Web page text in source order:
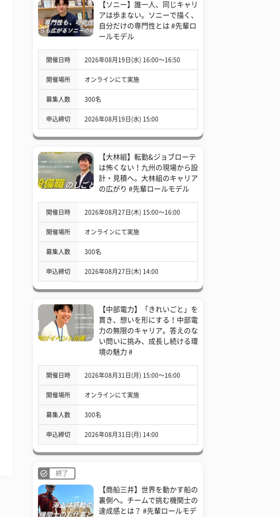
【ソニー】誰一人、同じキャリ
アは歩まない。ソニーで描く、
自分だけの専門性とは #先輩ロ
ールモデル
開催日時 2026年08月19日(水) 16:00〜16:50
開催場所 オンラインにて実施
募集人数 300名
申込締切 2026年08月19日(水) 15:00
【大林組】転勤&ジョブローテ
は怖くない！九州の現場から設
計・見積へ。大林組のキャリア
の広がり #先輩ロールモデル
開催日時 2026年08月27日(木) 15:00〜16:00
開催場所 オンラインにて実施
募集人数 300名
申込締切 2026年08月27日(木) 14:00
【中部電力】「きれいごと」を
貫き、想いを形にする！中部電
力の無限のキャリア。答えのな
い問いに挑み、成長し続ける環
境の魅力 #
開催日時 2026年08月31日(月) 15:00〜16:00
開催場所 オンラインにて実施
募集人数 300名
申込締切 2026年08月31日(月) 14:00
終了
【商船三井】世界を動かす船の
裏側へ。チームで挑む機関士の
達成感とは？ #先輩ロールモデ